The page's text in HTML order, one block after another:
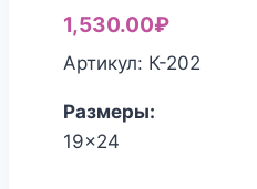
1,530.00₽
Артикул: К-202
Размеры:
19x24